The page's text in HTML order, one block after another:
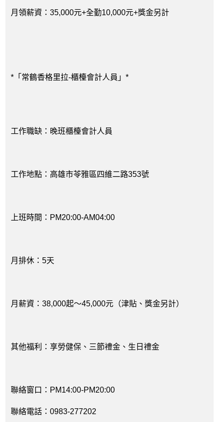
月領薪資：35,000元+全勤10,000元+獎金另計
*「常鶴香格里拉-櫃檯會計人員」*
工作職缺：晚班櫃檯會計人員
工作地點：高雄市苓雅區四維二路353號
上班時間：PM20:00-AM04:00
月排休：5天
月薪資：38,000起～45,000元（津貼、獎金另計）
其他福利：享勞健保、三節禮金、生日禮金
聯絡窗口：PM14:00-PM20:00
聯絡電話：0983-277202